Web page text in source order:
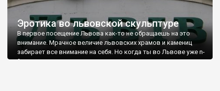
Эротика во львовской скульптуре
В первое посещение Львова как-то не обращаешь на это
внимание. Мрачное величие львовских храмов и камениц
забирает все внимание на себя. Но когда ты во Львове уже n-
й раз - они уже не могут спрятаться за архитектурными